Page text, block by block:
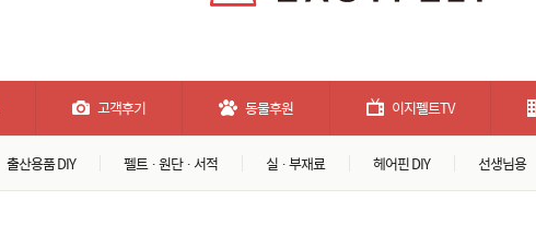
고객후기 동물후원 이지펠트TV
출산용품 DIY 펠트 · 원단 · 서적 실 · 부재료 헤어핀 DIY 선생님용